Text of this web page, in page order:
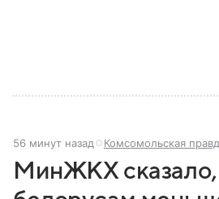
56 минут назад Комсомольская
МинЖКХ сказало,